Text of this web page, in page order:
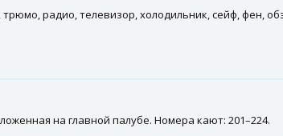
радио, телевизор, холодильник, сейф, фен,
на главной палубе. Номера кают: 201–224.